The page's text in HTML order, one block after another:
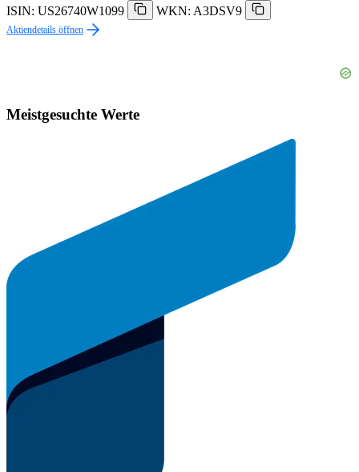
ISIN: US26740W1099
WKN: A3DSV9
Aktiendetails öffnen
Meistgesuchte Werte